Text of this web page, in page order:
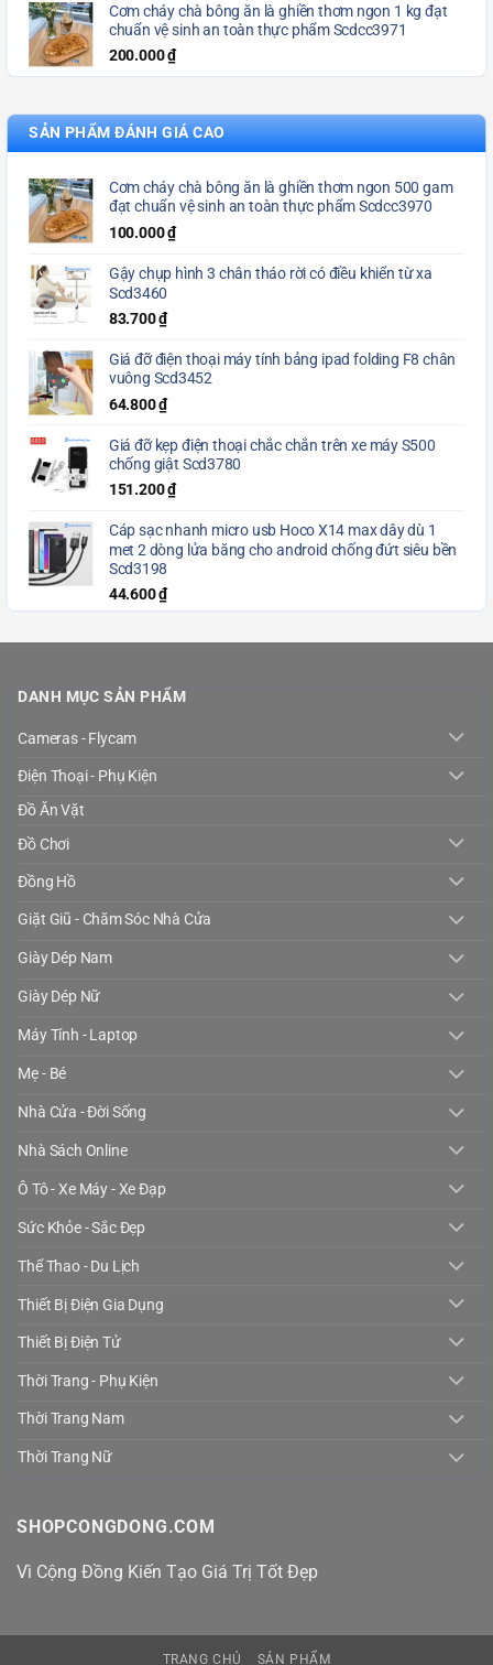
Cơm cháy chà bông ăn là ghiền thơm ngon 1 kg đạt
chuẩn vệ sinh an toàn thực phẩm Scdcc3971
200.000₫
SẢN PHẨM ĐÁNH GIÁ CAO
Cơm cháy chà bông ăn là ghiền thơm ngon 500 gam
đạt chuẩn vệ sinh an toàn thực phẩm Scdcc3970
100.000₫
Gậy chụp hình 3 chân tháo rời có điều khiển từ xa
Scd3460
83.700₫
Giá đỡ điện thoại máy tính bảng ipad folding F8 chân
vuông Scd3452
64.800₫
Giá đỡ kẹp điện thoại chắc chắn trên xe máy S500
chống giật Scd3780
151.200₫
Cáp sạc nhanh micro usb Hoco X14 max dây dù 1
met 2 dòng lửa băng cho android chống đứt siêu bền
Scd3198
44.600₫
DANH MỤC SẢN PHẨM
Cameras - Flycam
Điện Thoại - Phụ Kiện
Đồ Ăn Vặt
Đồ Chơi
Đồng Hồ
Giặt Giũ - Chăm Sóc Nhà Cửa
Giày Dép Nam
Giày Dép Nữ
Máy Tính - Laptop
Mẹ - Bé
Nhà Cửa - Đời Sống
Nhà Sách Online
Ô Tô - Xe Máy - Xe Đạp
Sức Khỏe - Sắc Đẹp
Thể Thao - Du Lịch
Thiết Bị Điện Gia Dụng
Thiết Bị Điện Tử
Thời Trang - Phụ Kiện
Thời Trang Nam
Thời Trang Nữ
SHOPCONGDONG.COM
Vì Cộng Đồng Kiến Tạo Giá Trị Tốt Đẹp
TRANG CHỦ SẢN PHẨM